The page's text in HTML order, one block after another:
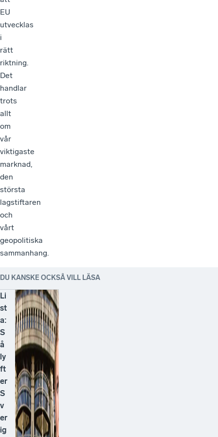
EU
utvecklas
i
rätt
riktning.
Det
handlar
trots
allt
om
vår
viktigaste
marknad,
den
största
lagstiftaren
och
vårt
geopolitiska
sammanhang.
st
a:
S
å
ly
ft
er
S
v
er
ig
e